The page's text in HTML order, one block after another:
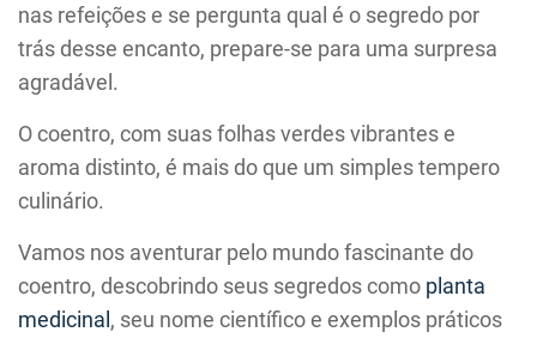
nas refeições e se pergunta qual é o segredo por
trás desse encanto, prepare-se para uma surpresa
agradável.
O coentro, com suas folhas verdes vibrantes e
aroma distinto, é mais do que um simples tempero
culinário.
Vamos nos aventurar pelo mundo fascinante do
coentro, descobrindo seus segredos como planta
medicinal, seu nome científico e exemplos práticos